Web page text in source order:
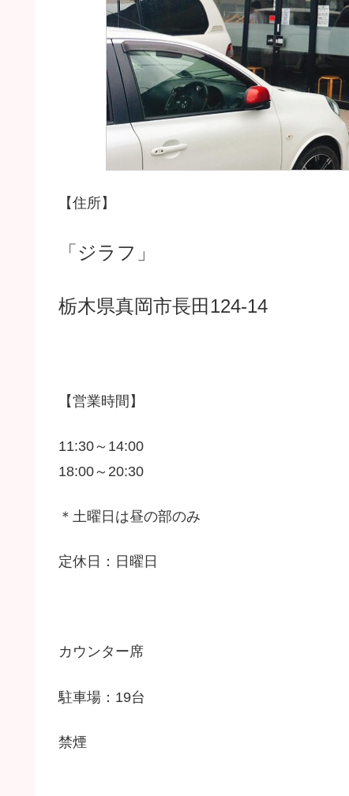
【住所】
「ジラフ」
栃木県真岡市長田124-14
【営業時間】
11:30～14:00
18:00～20:30
＊土曜日は昼の部のみ
定休日：日曜日
カウンター席
駐車場：19台
禁煙